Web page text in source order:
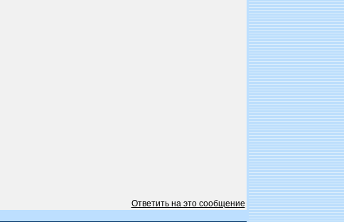
Ответить на это сообщение